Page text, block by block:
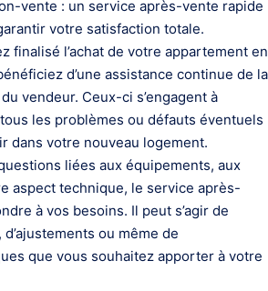
vente : un service après-vente rapide
votre satisfaction totale.
finalisé l’achat de votre appartement en
d’une assistance continue de la
vendeur. Ceux-ci s’engagent à
les problèmes ou défauts éventuels
dans votre nouveau logement.
liées aux équipements, aux
aspect technique, le service après-
à vos besoins. Il peut s’agir de
ou même de
que vous souhaitez apporter à votre